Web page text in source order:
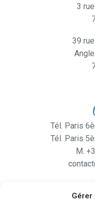
Gérer
3
39
Tél. Paris
Tél. Paris
M.